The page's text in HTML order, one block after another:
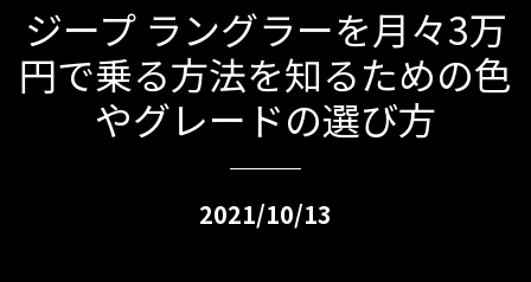
ジープ ラングラーを月々3万
円で乗る方法を知るための色
やグレードの選び方
2021/10/13